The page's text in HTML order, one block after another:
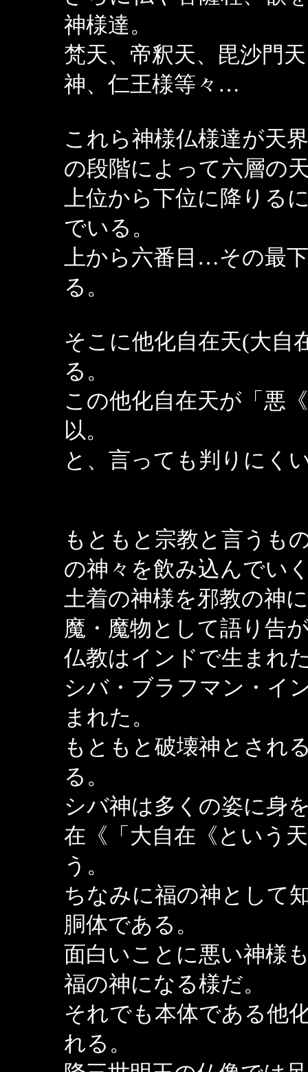
神様達。
梵天、帝釈天、毘沙門
神、仁王様等々…
これら神様仏様達が天
の段階によって六層
上位から下位に降りる
でいる。
上から六番目…その最
る。
そこに他化自在天(大自
る。
この他化自在天が「悪
以。
と、言っても判りに
もともと宗教と言うも
の神々を飲み込んで
土着の神様を邪教の神
魔・魔物として語り
仏教はインドで生まれ
シバ・ブラフマン・イ
まれた。
もともと破壊神とされ
る。
シバ神は多くの姿に身
在《「大自在《という
う。
ちなみに福の神として
胴体である。
面白いことに悪い神様
福の神になる様だ。
それでも本体である他
れる。